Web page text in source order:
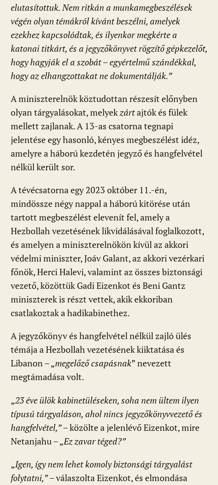
elutasítottuk. Nem ritkán a munkamegbeszélések
végén olyan témákról kívánt beszélni, amelyek
ezekhez kapcsolódtak, és ilyenkor megkérte a
katonai titkárt, és a jegyzőkönyvet rögzítő gépkezelőt,
hogy hagyják el a szobát – egyértelmű szándékkal,
hogy az elhangzottakat ne dokumentálják.”
A miniszterelnök köztudottan részesít előnyben
olyan tárgyalásokat, melyekzártajtók és fülek
mellett zajlanak. A 13-as csatorna tegnapi
jelentése egy hasonló, kényes megbeszélést idéz,
amelyre a háború kezdetén jegyző és hangfelvétel
nélkül került sor.
A tévécsatorna egy 2023 október 11.-én,
mindössze négy nappal a háború kitörése után
tartott megbeszélést elevenít fel, amely a
Hezbollah vezetésének likvidálásával foglalkozott,
és amelyen a miniszterelnökön kívül az akkori
védelmi miniszter, Joáv Galant, az akkori vezérkari
főnök, Herci Halevi, valamint az összes biztonsági
vezető, közöttük Gadi Eizenkot és Beni Gantz
miniszterek is részt vettek, akik ekkoriban
csatlakoztak a hadikabinethez.
A jegyzőkönyv és hangfelvétel nélkül zajló ülés
témája a Hezbollah vezetésének kiiktatása és
Libanon – „megelőzőcsapásnak” nevezett
megtámadása volt.
„23 éve ülök kabinetüléseken, soha nem ültem ilyen
típusú tárgyaláson, ahol nincs jegyzőkönyvvezető és
hangfelvétel,”– közölte a jelenlévő Eizenkot, mire
Netanjahu – „Ez zavar téged?”
„Igen, így nem lehet komoly biztonsági tárgyalást
folytatni,”– válaszolta Eizenkot, és elmondása